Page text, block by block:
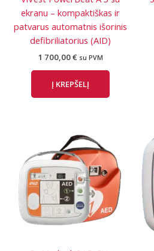
ekranu – kompaktiškas ir
patvarus automatnis išorinis
defibriliatorius (AID)
1 700,00€ su PVM
Į KREPŠELĮ